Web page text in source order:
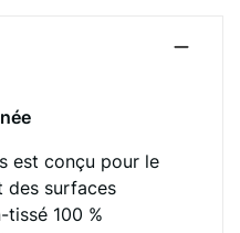
est conçu pour le
des surfaces
tissé 100 %